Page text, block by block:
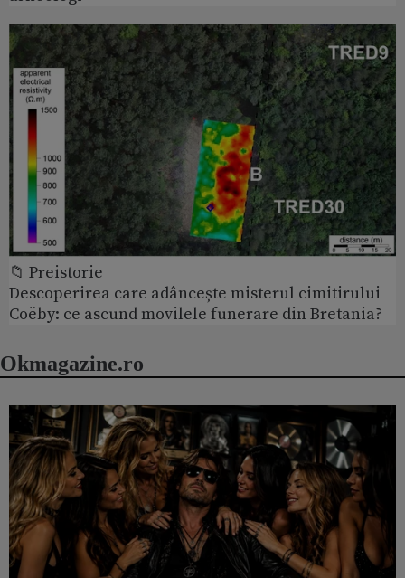
📁 Preistorie
Descoperirea care adâncește misterul cimitirului
Coëby: ce ascund movilele funerare din Bretania?
Okmagazine.ro